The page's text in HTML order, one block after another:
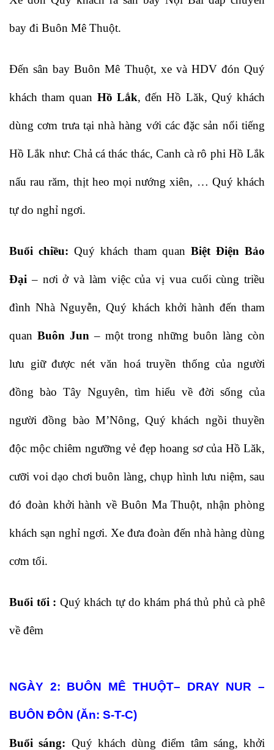
bay đi Buôn Mê Thuột.
Đến sân bay Buôn Mê Thuột, xe và HDV đón Quý
khách tham quan Hồ Lắk, đến Hồ Lăk, Quý khách
dùng cơm trưa tại nhà hàng với các đặc sản nổi tiếng
Hồ Lắk như: Chả cá thác thác, Canh cà rô phi Hồ Lắk
nấu rau răm, thịt heo mọi nướng xiên, … Quý khách
tự do nghỉ ngơi.
Buổi chiều: Quý khách tham quanBiệt Điện Bảo
Đại – nơi ở và làm việc của vị vua cuối cùng triều
đình Nhà Nguyễn, Quý khách khởi hành đến tham
quan Buôn Jun – một trong những buôn làng còn
lưu giữ được nét văn hoá truyền thống của người
đồng bào Tây Nguyên, tìm hiểu về đời sống của
người đồng bào M’Nông, Quý khách ngồi thuyền
độc mộc chiêm ngưỡng vẻ đẹp hoang sơ của Hồ Lăk,
cưỡi voi dạo chơi buôn làng, chụp hình lưu niệm, sau
đó đoàn khởi hành về Buôn Ma Thuột, nhận phòng
khách sạn nghỉ ngơi. Xe đưa đoàn đến nhà hàng dùng
cơm tối.
Buổi tối : Quý khách tự do khám phá thủ phủ cà phê
về đêm
NGÀY 2: BUÔN MÊ THUỘT– DRAY NUR –
BUÔN ĐÔN (Ăn: S-T-C)
Buổi sáng: Quý khách dùng điểm tâm sáng, khởi